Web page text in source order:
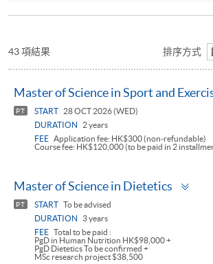
43 項結果 排序方式
Master of Science in Sport and
PT START
28 OCT 2026 (WED)
DURATION
2 years
FEE
Application fee: HK$300 (non-refundable)
Course fee: HK$120,000 (to be paid in 2
Master of Science in Dietetics
PT START To be advised
DURATION
3 years
FEE Total to be paid :
PgD in Human Nutrition HK$98,000 +
PgD Dietetics To be confirmed +
MSc research project $38,500